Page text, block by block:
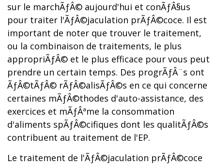
sur le marchÃƒÂ© aujourd'hui et conÃƒÂ§us
pour traiter l'ÃƒÂ©jaculation prÃƒÂ©coce. Il est
important de noter que trouver le traitement,
ou la combinaison de traitements, le plus
appropriÃƒÂ© et le plus efficace pour vous peut
prendre un certain temps. Des progrÃƒÂ¨s ont
ÃƒÂ©tÃƒÂ© rÃƒÂ©alisÃƒÂ©s en ce qui concerne
certaines mÃƒÂ©thodes d'auto-assistance, des
exercices et mÃƒÂªme la consommation
d'aliments spÃƒÂ©cifiques dont les qualitÃƒÂ©s
contribuent au traitement de l'EP.
Le traitement de l'ÃƒÂ©jaculation prÃƒÂ©coce